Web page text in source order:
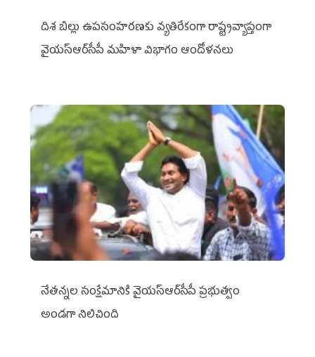
దిశ బిల్లు ఉపసంహరణకు వ్యతిరేకంగా రాష్ట్రవ్యాప్తంగా
వైయ‌స్ఆర్‌సీపీ మహిళా విభాగం ఆందోళనలు
నేతన్నల సంక్షేమానికి వైయ‌స్ఆర్‌సీపీ ప్రభుత్వం
అండగా నిలిచింది